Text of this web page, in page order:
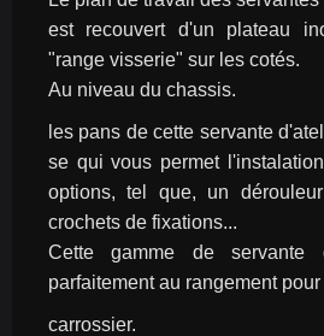
est recouvert d'un plateau
"range visserie" sur les cotés.
Au niveau du chassis.
les pans de cette servante
se qui vous permet
options, tel que, un
crochets de fixations...
Cette gamme de servante
parfaitement au rangement
carrossier.